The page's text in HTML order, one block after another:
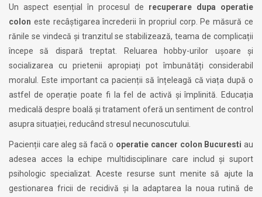
Un aspect esențial în procesul de recuperare dupa operatie
colon este recâștigarea încrederii în propriul corp. Pe măsură ce
rănile se vindecă și tranzitul se stabilizează, teama de complicații
începe să dispară treptat. Reluarea hobby-urilor ușoare și
socializarea cu prietenii apropiați pot îmbunătăți considerabil
moralul. Este important ca pacienții să înțeleagă că viața după o
astfel de operație poate fi la fel de activă și împlinită. Educația
medicală despre boală și tratament oferă un sentiment de control
asupra situației, reducând stresul necunoscutului.
Pacienții care aleg să facă o operatie cancer colon Bucuresti au
adesea acces la echipe multidisciplinare care includ și suport
psihologic specializat. Aceste resurse sunt menite să ajute la
gestionarea fricii de recidivă și la adaptarea la noua rutină de